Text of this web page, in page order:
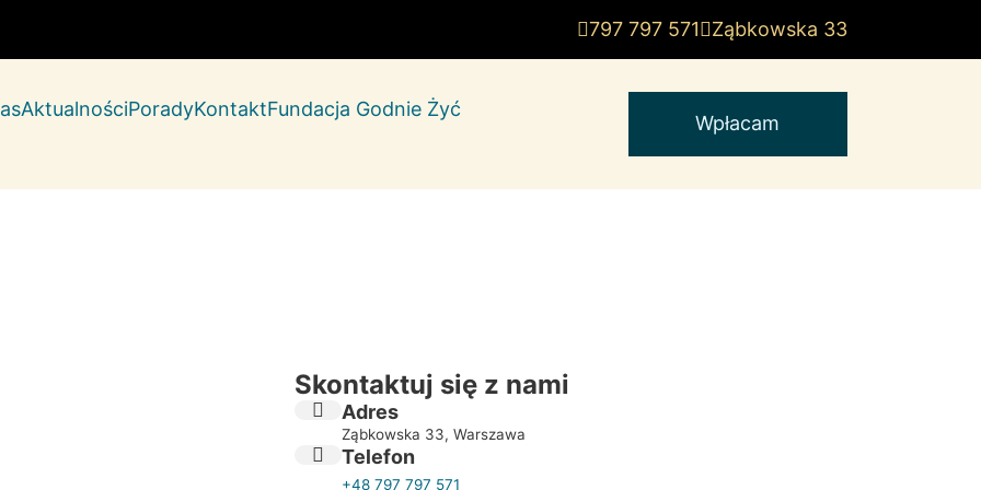
797 797 571 Ząbkowska 33
AktualnościPoradyKontaktFundacja Godnie Żyć
Wpłacam
Skontaktuj się z nami
Adres
Ząbkowska 33, Warszawa
Telefon
+48 797 797 571